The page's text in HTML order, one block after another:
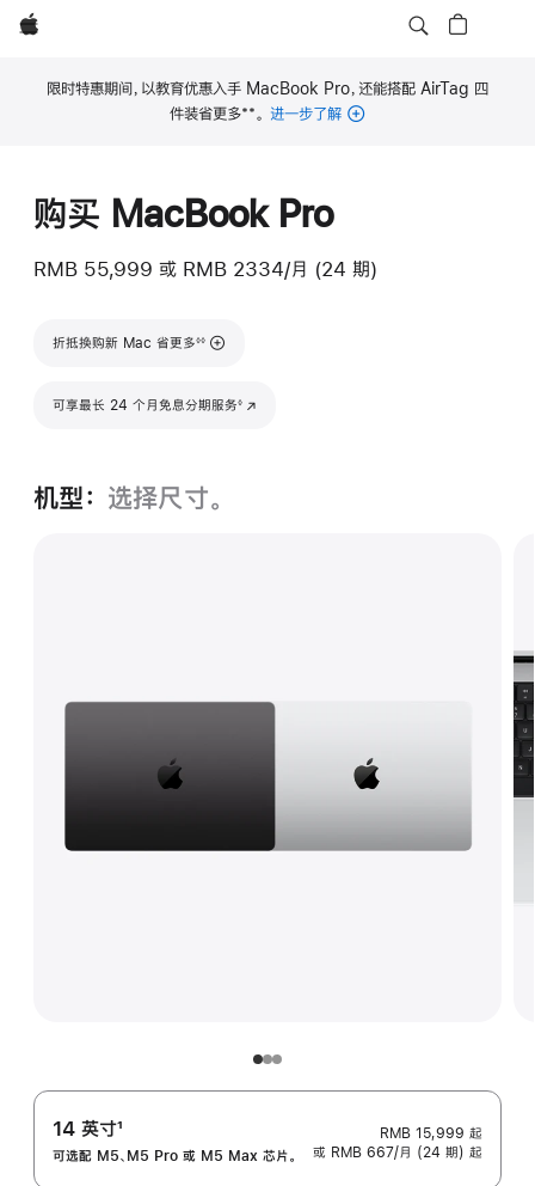
Apple
限时特惠期间，以教育优惠入手 MacBook Pro，还能搭配 AirTag 四
件装省更多**。进一步了解
购买 MacBook Pro
RMB 55,999 或 RMB 2334/月 (24 期)
折抵换购新 Mac 省更多
脚注
◊◊
可享最长 24 个月免息分期服务
(在新窗口中打开) ◊
机型： 选择尺寸。
14 英寸
脚
1
可选配 M5、M5 Pro 或 M5 Max 芯片。
RMB 15,999 起
或 RMB 667/月 (24 期) 起